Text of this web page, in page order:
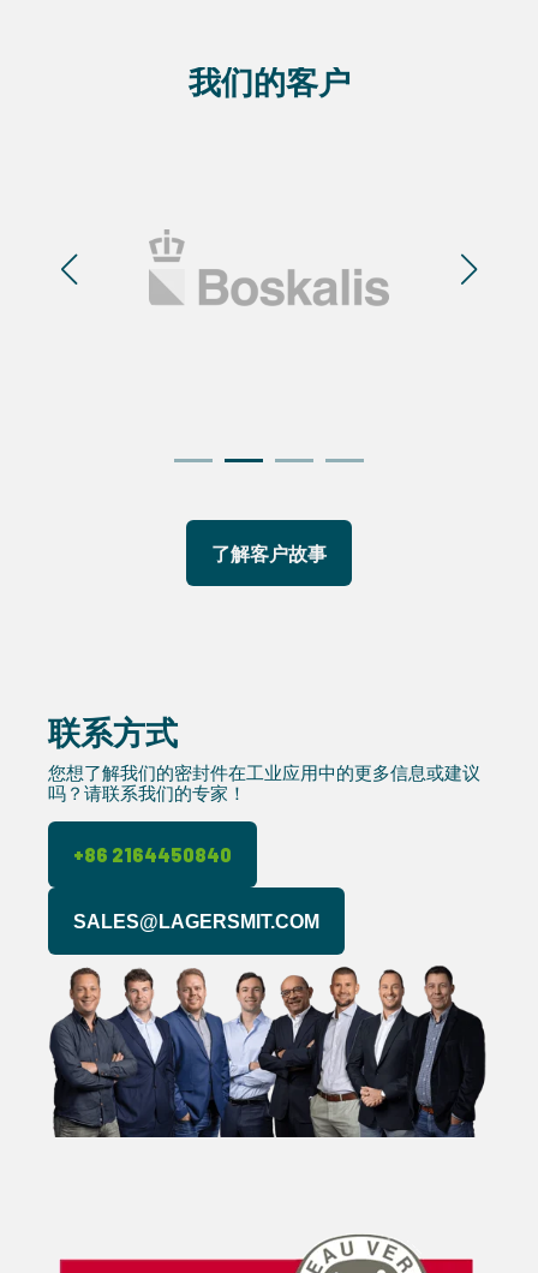
我们的客户
了解客户故事
联系方式
您想了解我们的密封件在工业应用中的更多信息或建议
吗？请联系我们的专家！
+86 2164450840
SALES@LAGERSMIT.COM